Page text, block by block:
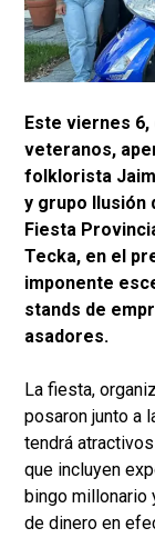
Este viernes
veteranos,
folklorista
y grupo Ilusión
Fiesta
Tecka, en el
imponente
stands de
asadores.
La fiesta,
posaron junto a
tendrá
que incluyen
bingo millonario
de dinero en